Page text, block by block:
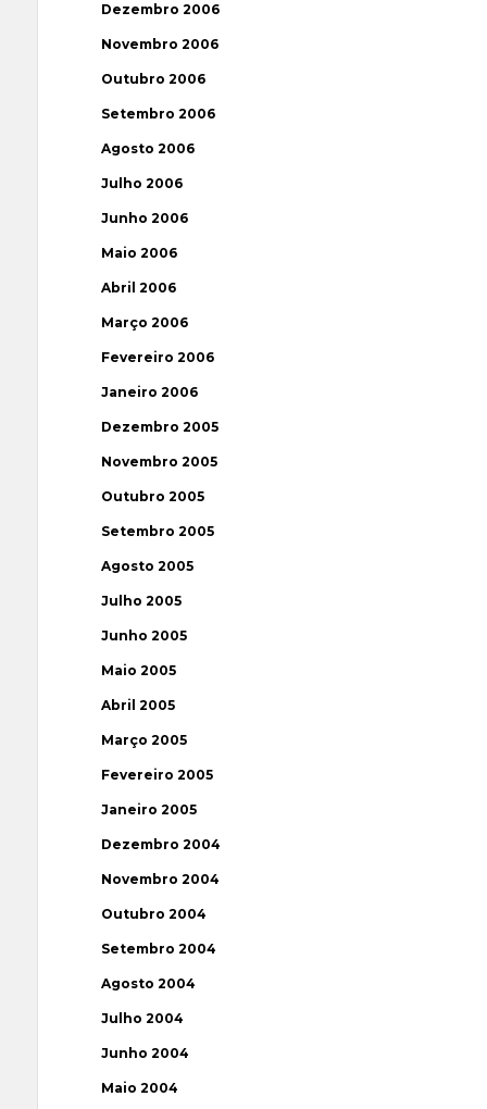
Dezembro 2006
Novembro 2006
Outubro 2006
Setembro 2006
Agosto 2006
Julho 2006
Junho 2006
Maio 2006
Abril 2006
Março 2006
Fevereiro 2006
Janeiro 2006
Dezembro 2005
Novembro 2005
Outubro 2005
Setembro 2005
Agosto 2005
Julho 2005
Junho 2005
Maio 2005
Abril 2005
Março 2005
Fevereiro 2005
Janeiro 2005
Dezembro 2004
Novembro 2004
Outubro 2004
Setembro 2004
Agosto 2004
Julho 2004
Junho 2004
Maio 2004